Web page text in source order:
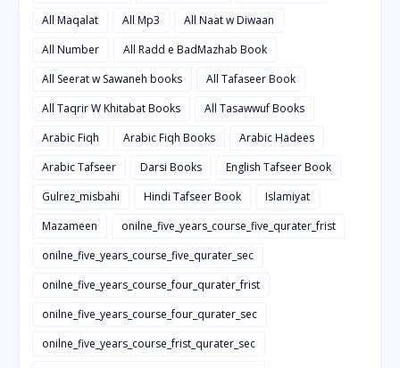
All Maqalat
All Mp3
All Naat w Diwaan
All Number
All Radd e BadMazhab Book
All Seerat w Sawaneh books
All Tafaseer Book
All Taqrir W Khitabat Books
All Tasawwuf Books
Arabic Fiqh
Arabic Fiqh Books
Arabic Hadees
Arabic Tafseer
Darsi Books
English Tafseer Book
Gulrez_misbahi
Hindi Tafseer Book
Islamiyat
Mazameen
onilne_five_years_course_five_qurater_frist
onilne_five_years_course_five_qurater_sec
onilne_five_years_course_four_qurater_frist
onilne_five_years_course_four_qurater_sec
onilne_five_years_course_frist_qurater_sec